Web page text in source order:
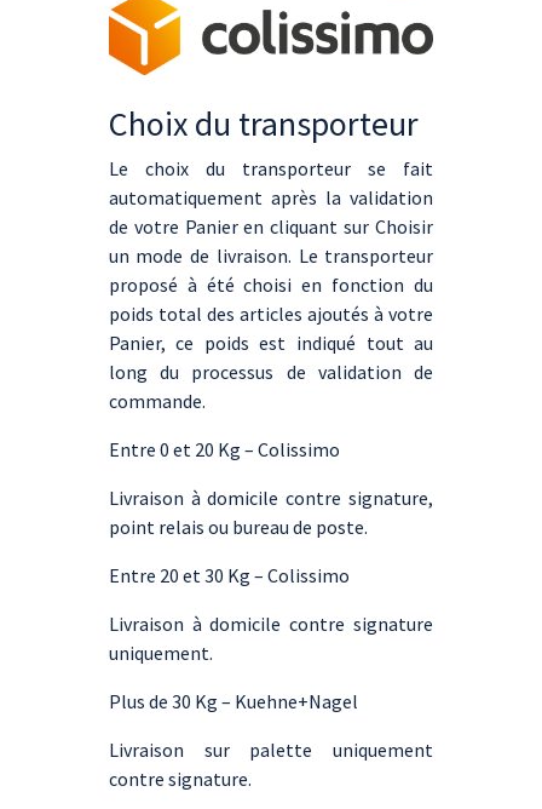
Choix du transporteur
Le choix du transporteur se fait
automatiquement après la validation
de votre Panier en cliquant sur Choisir
un mode de livraison. Le transporteur
proposé à été choisi en fonction du
poids total des articles ajoutés à votre
Panier, ce poids est indiqué tout au
long du processus de validation de
commande.
Entre 0 et 20 Kg – Colissimo
Livraison à domicile contre signature,
point relais ou bureau de poste.
Entre 20 et 30 Kg – Colissimo
Livraison à domicile contre signature
uniquement.
Plus de 30 Kg – Kuehne+Nagel
Livraison sur palette uniquement
contre signature.